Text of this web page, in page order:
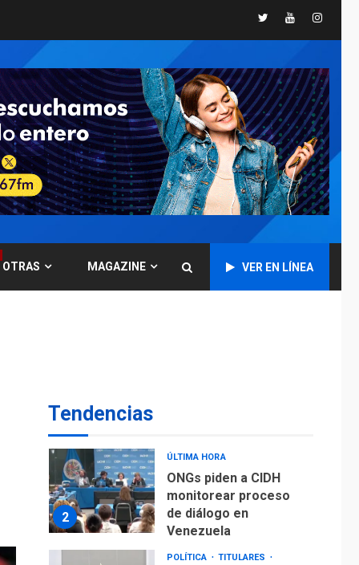
TwitterYoutube
OTRAS MAGAZINE VER EN LÍNEA
Tendencias
5
ÚLTIMA HORA
Trump vuelve intenta
nuevamente limitar
ciudadanía por
nacimiento
6
GUERRA EN EL MUNDO
TITULARES
ÚLTIMA HORA
Ucrania y Rusia
intensifican
ofensivas de largo
alcance
LATINOAMÉRICA Y CARIBE
EEUU sanciona a ocho
2
ÚLTIMA HORA
ONGs piden a CIDH
monitorear proceso
de diálogo en
Venezuela
POLÍTICA
TITULARES